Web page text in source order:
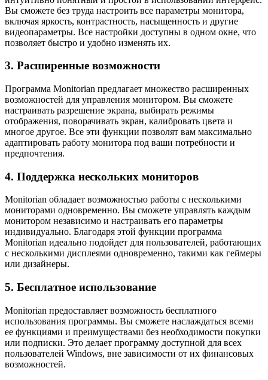
Вы сможете без труда настроить все параметры монитора,
включая яркость, контрастность, насыщенность и другие
видеопараметры. Все настройки доступны в одном окне, что
позволяет быстро и удобно изменять их.
3. Расширенные возможности
Программа Monitorian предлагает множество расширенных
возможностей для управления монитором. Вы сможете
настраивать разрешение экрана, выбирать режимы
отображения, поворачивать экран, калибровать цвета и
многое другое. Все эти функции позволят вам максимально
адаптировать работу монитора под ваши потребности и
предпочтения.
4. Поддержка нескольких мониторов
Monitorian обладает возможностью работы с несколькими
мониторами одновременно. Вы сможете управлять каждым
монитором независимо и настраивать его параметры
индивидуально. Благодаря этой функции программа
Monitorian идеально подойдет для пользователей, работающих
с несколькими дисплеями одновременно, такими как геймеры
или дизайнеры.
5. Бесплатное использование
Monitorian предоставляет возможность бесплатного
использования программы. Вы сможете наслаждаться всеми
ее функциями и преимуществами без необходимости покупки
или подписки. Это делает программу доступной для всех
пользователей Windows, вне зависимости от их финансовых
возможностей.